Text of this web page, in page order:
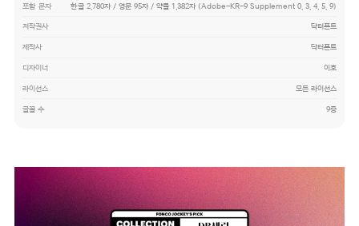
포함 문자 한글 2,780자 / 영문 95자 / 약물 1,382자 (Adobe-KR-9 Supplement 0, 3, 4, 5, 9)
저작권사 닥터폰트
제작사 닥터폰트
디자이너 이호
라이선스 모든 라이선스
글꼴 수 9종